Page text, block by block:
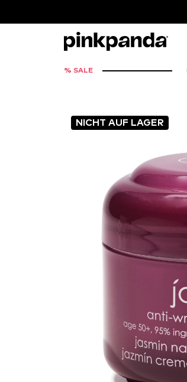
% SALE
NICHT AUF LAGER